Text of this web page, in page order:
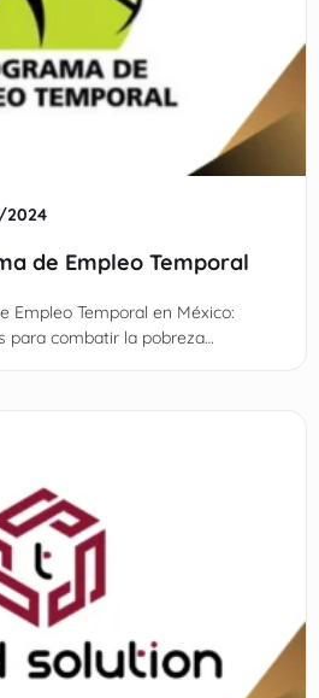
2024
de Empleo Temporal
Empleo Temporal en México:
para combatir la pobreza